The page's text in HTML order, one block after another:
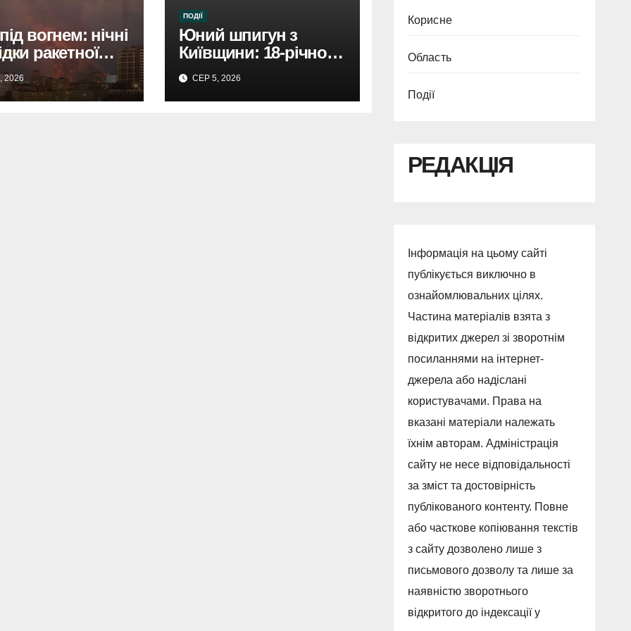
вогнем: нічні
ракетної
2026
ПОДІЇ
Юний шпигун з
Київщини: 18-річного
затримали за зраду
Росії.
СЕР 5, 2026
Корисне
Область
Події
РЕДАКЦІЯ
Інформація на цьому сайті
публікується виключно в
ознайомлювальних цілях.
Частина матеріалів взята з
відкритих джерел зі зворотнім
посиланнями на інтернет-
джерела або надіслані
користувачами. Права на
вказані матеріали належать
їхнім авторам. Адміністрація
сайту не несе відповідальності
за зміст та достовірність
публікованого контенту. Повне
або часткове копіювання текстів
з сайту дозволено лише з
письмового дозволу та лише за
наявністю зворотнього
відкритого до індексації у